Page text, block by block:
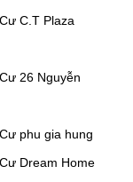
C.T Plaza
26 Nguyễn
phu gia hung
Dream Home